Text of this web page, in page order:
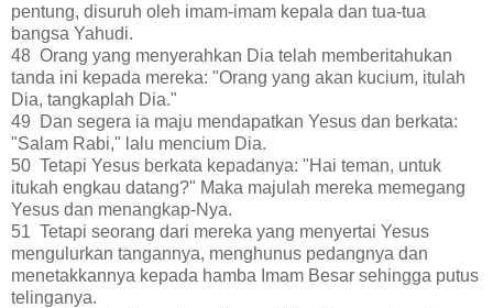
pentung, disuruh oleh imam-imam kepala dan tua-tua
bangsa Yahudi.
48 Orang yang menyerahkan Dia telah memberitahukan
tanda ini kepada mereka: "Orang yang akan kucium, itulah
Dia, tangkaplah Dia."
49 Dan segera ia maju mendapatkan Yesus dan berkata:
"Salam Rabi," lalu mencium Dia.
50 Tetapi Yesus berkata kepadanya: "Hai teman, untuk
itukah engkau datang?" Maka majulah mereka memegang
Yesus dan menangkap-Nya.
51 Tetapi seorang dari mereka yang menyertai Yesus
mengulurkan tangannya, menghunus pedangnya dan
menetakkannya kepada hamba Imam Besar sehingga putus
telinganya.